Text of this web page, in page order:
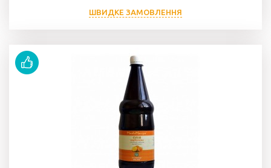
ШВИДКЕ ЗАМОВЛЕННЯ